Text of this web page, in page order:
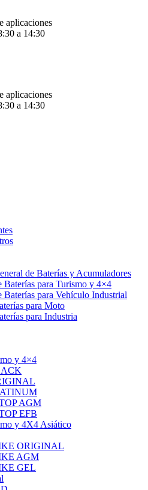
aplicaciones
a 14:30
aplicaciones
a 14:30
de Baterías y Acumuladores
Baterías para Turismo y 4×4
Baterías para Vehículo Industrial
para Moto
para Industria
y 4×4
AGM
EFB
y 4X4 Asiático
ORIGINAL
AGM
GEL